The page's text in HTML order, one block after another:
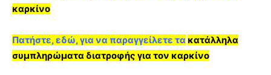
καρκίνο
Πατήστε, εδώ, για να παραγγείλετε τα κατάλληλα
συμπληρώματα διατροφής για τον καρκίνο